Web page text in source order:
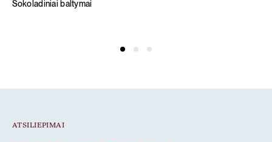
Šokoladiniai baltymai
ATSILIEPIMAI